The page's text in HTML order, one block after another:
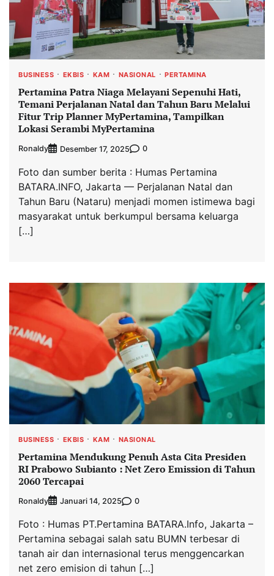
BUSINESS EKBIS KAM NASIONAL PERTAMINA
Pertamina Patra Niaga Melayani Sepenuhi Hati,
Temani Perjalanan Natal dan Tahun Baru Melalui
Fitur Trip Planner MyPertamina, Tampilkan
Lokasi Serambi MyPertamina
Ronaldy Desember 17, 2025 0
Foto dan sumber berita : Humas Pertamina
BATARA.INFO, Jakarta — Perjalanan Natal dan
Tahun Baru (Nataru) menjadi momen istimewa bagi
masyarakat untuk berkumpul bersama keluarga
[…]
BUSINESS EKBIS KAM NASIONAL
Pertamina Mendukung Penuh Asta Cita Presiden
RI Prabowo Subianto : Net Zero Emission di Tahun
2060 Tercapai
Ronaldy Januari 14, 2025 0
Foto : Humas PT.Pertamina BATARA.Info, Jakarta –
Pertamina sebagai salah satu BUMN terbesar di
tanah air dan internasional terus menggencarkan
net zero emision di tahun […]